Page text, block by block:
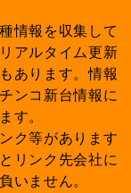
情報を収集して
アルタイム更新
あります。情報
ンコ新台情報に
す。
ク等があります
リンク先会社に
いません。